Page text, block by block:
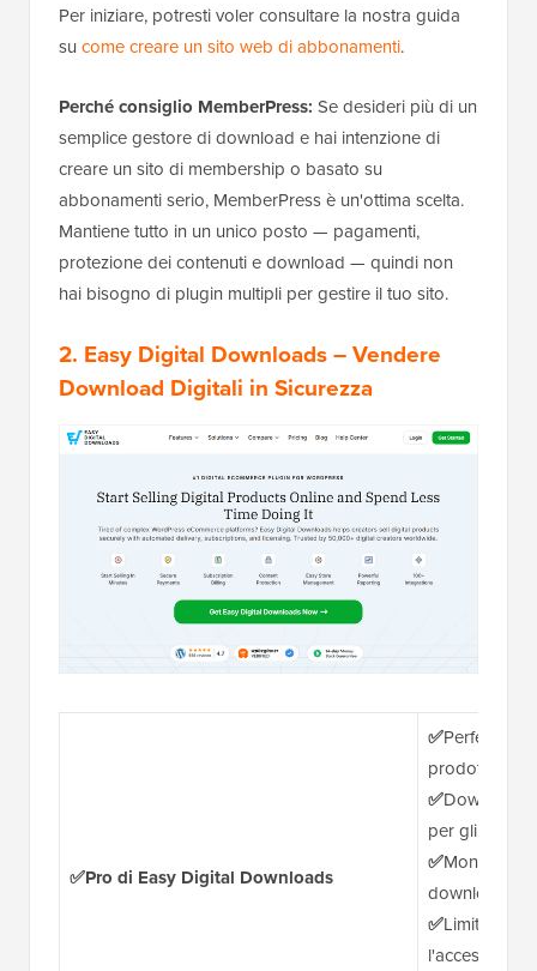
Per iniziare, potresti voler consultare la nostra guida
su come creare un sito web di abbonamenti.
Perché consiglio MemberPress: Se desideri più di un
semplice gestore di download e hai intenzione di
creare un sito di membership o basato su
abbonamenti serio, MemberPress è un'ottima scelta.
Mantiene tutto in un unico posto — pagamenti,
protezione dei contenuti e download — quindi non
hai bisogno di plugin multipli per gestire il tuo sito.
2. Easy Digital Downloads– Vendere
Download Digitali in Sicurezza
✅Pro di Easy Digital Downloads
✅Perfetto
prodotti
✅Download
per gli
✅Monitora
download
✅Limita il
l'accesso